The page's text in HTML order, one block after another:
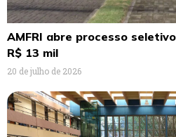
AMFRI abre processo
R$ 13 mil
20 de julho de 2026